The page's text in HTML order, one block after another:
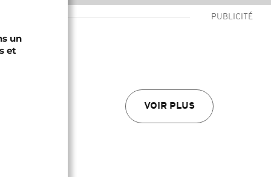
PUBLICITÉ
VOIR PLUS
un
et